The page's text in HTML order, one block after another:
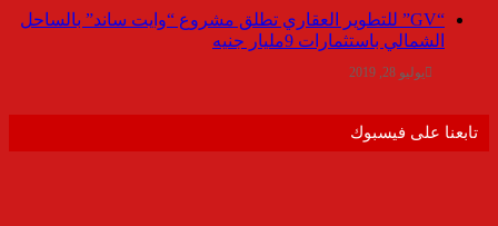
“GV” للتطوير العقاري تطلق مشروع “وايت ساند” بالساحل
الشمالي باستثمارات 9مليار جنيه
يوليو 28, 2019
تابعنا على فيسبوك